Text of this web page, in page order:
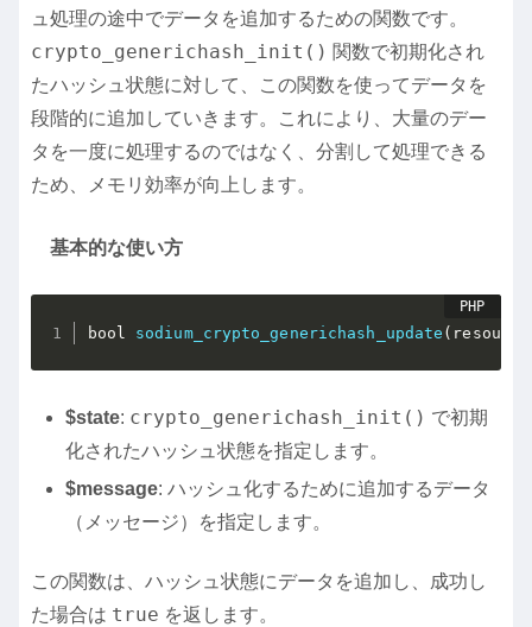
ュ処理の途中でデータを追加するための関数です。
crypto_generichash_init() 関数で初期化され
たハッシュ状態に対して、この関数を使ってデータを
段階的に追加していきます。これにより、大量のデー
タを一度に処理するのではなく、分割して処理できる
ため、メモリ効率が向上します。
基本的な使い方
bool sodium_crypto_generichash_update (
$state: crypto_generichash_init() で初期
化されたハッシュ状態を指定します。
$message: ハッシュ化するために追加するデータ
（メッセージ）を指定します。
この関数は、ハッシュ状態にデータを追加し、成功し
た場合は true を返します。